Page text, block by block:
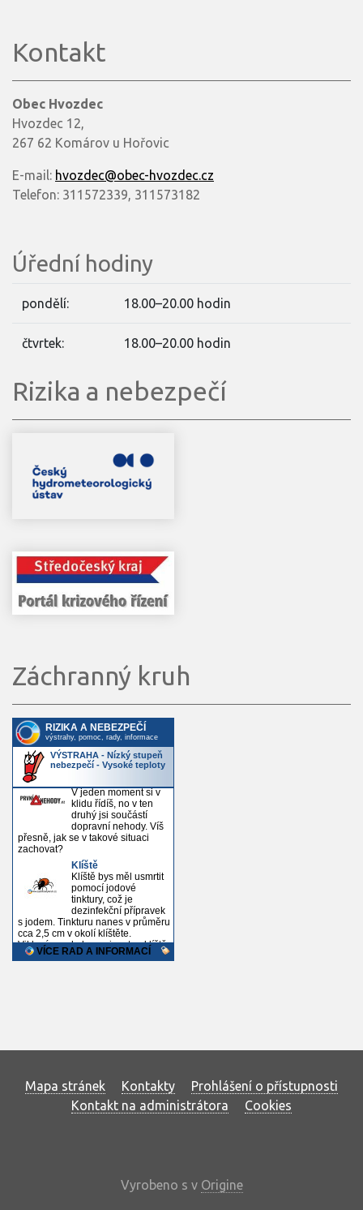
Kontakt
Obec Hvozdec
Hvozdec 12,
267 62 Komárov u Hořovic
E-mail: hvozdec@obec-hvozdec.cz
Telefon: 311572339, 311573182
Úřední hodiny
pondělí: 18.00–20.00 hodin
čtvrtek: 18.00–20.00 hodin
Rizika a nebezpečí
Záchranný kruh
Mapa stránek Kontakty
Prohlášení o přístupnosti
Kontakt na administrátora
Cookies
Vyrobeno s v Origine